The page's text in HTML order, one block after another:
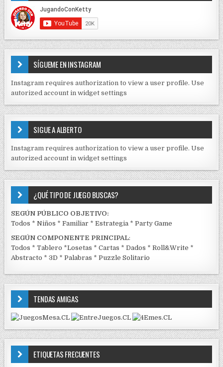
r
a
d
E
C
N
T
I
D
S
E
J
C
K
SÍGUEME EN INSTAGRAM
Instagram requires authorization to view a user profile. Use
autorized account in widget settings
SIGUE A ALBERTO
Instagram requires authorization to view a user profile. Use
autorized account in widget settings
¿QUÉ TIPO DE JUEGO BUSCAS?
SEGÚN PÚBLICO OBJETIVO:
Todos *Niños *Familiar *Estrategia *Party Game
SEGÚN COMPONENTE PRINCIPAL:
Todos *Tablero *Losetas *Cartas *Dados *Roll&Write *
Abstracto *3D *Palabras *Puzzle Solitario
TENDAS AMIGAS
ETIQUETAS FRECUENTES